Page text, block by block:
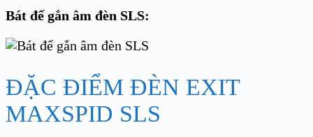
Bát đế gắn âm đèn SLS:
ĐẶC ĐIỂM ĐÈN EXIT
MAXSPID SLS